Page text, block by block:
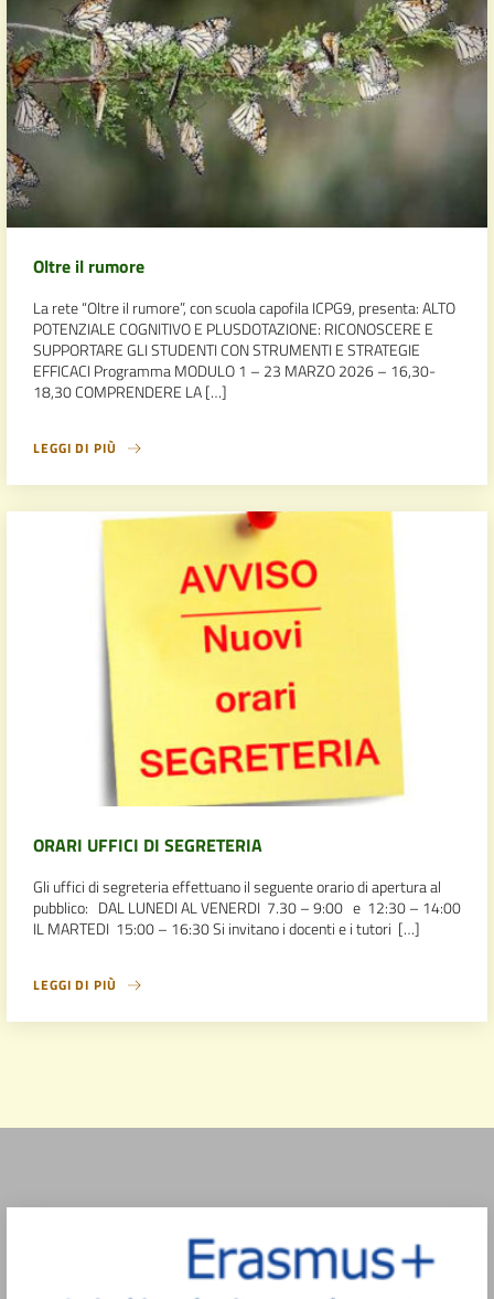
Oltre il rumore
La rete “Oltre il rumore”, con scuola capofila ICPG9, presenta: ALTO
POTENZIALE COGNITIVO E PLUSDOTAZIONE: RICONOSCERE E
SUPPORTARE GLI STUDENTI CON STRUMENTI E STRATEGIE
EFFICACI Programma MODULO 1 – 23 MARZO 2026 – 16,30-
18,30 COMPRENDERE LA […]
LEGGI DI PIÙ
ORARI UFFICI DI SEGRETERIA
Gli uffici di segreteria effettuano il seguente orario di apertura al
pubblico: DAL LUNEDI AL VENERDI 7.30 – 9:00 e 12:30 – 14:00
IL MARTEDI 15:00 – 16:30 Si invitano i docenti e i tutori […]
LEGGI DI PIÙ